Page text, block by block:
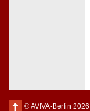
© AVIVA-Berlin 2026